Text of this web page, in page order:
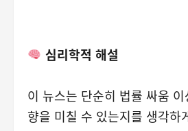
심리학적 해설
이 뉴스는 단순히 법률 싸움
향을 미칠 수 있는지를 생각하